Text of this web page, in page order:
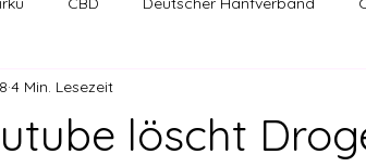
Cannabis Social Clubs
löscht
4 Min. Lesezeit